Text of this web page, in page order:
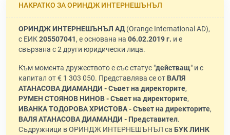
НАКРАТКО ЗА ОРИНДЖ ИНТЕРНЕШЪНЪЛ
ОРИНДЖ ИНТЕРНЕШЪНЪЛ АД(Orange International AD),
с ЕИК205507041, е основана на 06.02.2019 г. и е
свързана с 2 други юридически лица.
Към момента дружеството е със статус "действащ" и с
капитал от € 1 303 050. Представлява се от ВАЛЯ
АТАНАСОВА ДИАМАНДИ - Съвет на директорите,
РУМЕН СТОЯНОВ НИНОВ - Съвет на директорите,
ИВАНКА ТОДОРОВА ХРИСТОВА - Съвет на директорите,
ВАЛЯ АТАНАСОВА ДИАМАНДИ - Представител.
Съдружници в ОРИНДЖ ИНТЕРНЕШЪНЪЛ са БУК ЛИНК